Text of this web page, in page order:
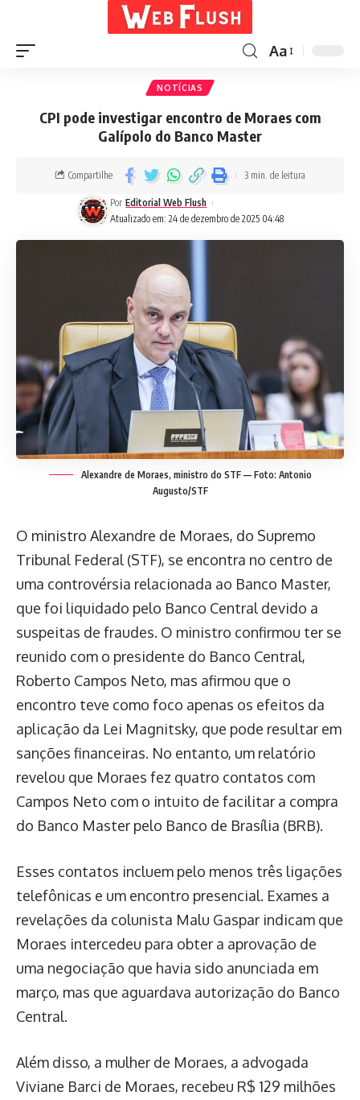
Aa
NOTÍCIAS
CPI pode investigar encontro de Moraes com
Galípolo do Banco Master
Atualizado em: 24 de dezembro de 2025 04:48
Por Editorial Web Flush
Compartilhe 3 min. de leitura
Alexandre de Moraes, ministro do STF — Foto: Antonio
Augusto/STF
O ministro Alexandre de Moraes, do Supremo
Tribunal Federal (STF), se encontra no centro de
uma controvérsia relacionada ao Banco Master,
que foi liquidado pelo Banco Central devido a
suspeitas de fraudes. O ministro confirmou ter se
reunido com o presidente do Banco Central,
Roberto Campos Neto, mas afirmou que o
encontro teve como foco apenas os efeitos da
aplicação da Lei Magnitsky, que pode resultar em
sanções financeiras. No entanto, um relatório
revelou que Moraes fez quatro contatos com
Campos Neto com o intuito de facilitar a compra
do Banco Master pelo Banco de Brasília (BRB).
Esses contatos incluem pelo menos três ligações
telefônicas e um encontro presencial. Exames a
revelações da colunista Malu Gaspar indicam que
Moraes intercedeu para obter a aprovação de
uma negociação que havia sido anunciada em
março, mas que aguardava autorização do Banco
Central.
Além disso, a mulher de Moraes, a advogada
Viviane Barci de Moraes, recebeu R$ 129 milhões